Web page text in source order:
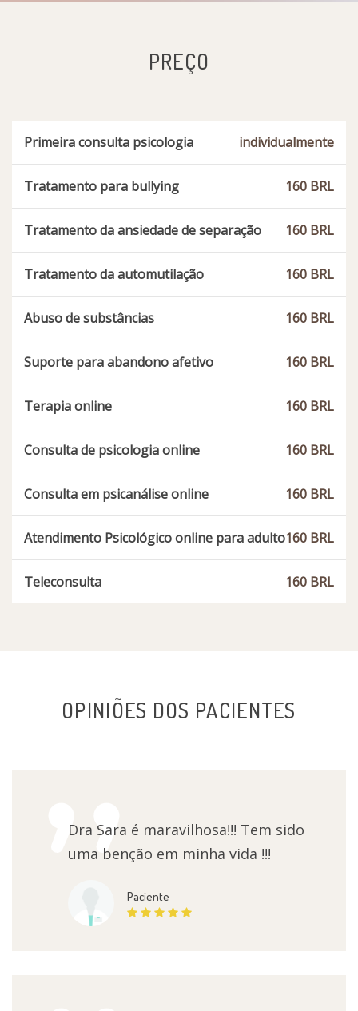
PREÇO
Primeira consulta psicologia individualmente
Tratamento para bullying 160 BRL
Tratamento da ansiedade de separação 160 BRL
Tratamento da automutilação 160 BRL
Abuso de substâncias 160 BRL
Suporte para abandono afetivo 160 BRL
Terapia online 160 BRL
Consulta de psicologia online 160 BRL
Consulta em psicanálise online 160 BRL
Atendimento Psicológico online para adulto160 BRL
Teleconsulta 160 BRL
OPINIÕES DOS PACIENTES
Dra Sara é maravilhosa!!! Tem sido
uma benção em minha vida !!!
Paciente